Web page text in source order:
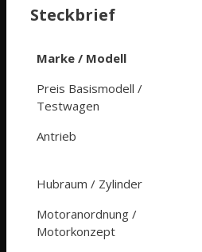
Steckbrief
Marke / Modell
Preis Basismodell /
Testwagen
Antrieb
Hubraum / Zylinder
Motoranordnung /
Motorkonzept